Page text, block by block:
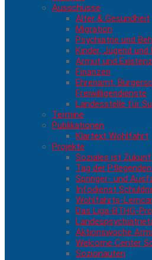
Ausschüsse
Alter & Gesundheit
Migration
Psychiatrie und
Kinder, Jugend und
Armut und
Finanzen
Ehrenamt,
Freiwilligendienste
Landesstelle für
Termine
Publikationen
Klartext Wohlfahrt
Projekte
Soziales ist
Tag der
Springer- und
Infodienst
Wohlfahrts-
Das Liga-BTHG-
Aktionswoche
Welcome Center
Sozionauten